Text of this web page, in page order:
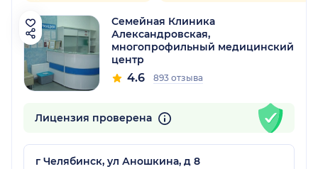
Семейная Клиника
Александровская,
многопрофильный медицинский
центр
4.6 893 отзыва
Лицензия проверена
г Челябинск, ул Аношкина, д 8